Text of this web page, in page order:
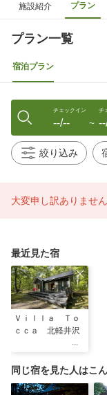
施設紹介 プラン
プラン一覧
宿泊プラン
チェックイン
--/-- 〜
チ
絞り込み
大変申し訳ありませ
最近見た宿
Ｖｉｌｌａ Ｔｏ
ｃｃａ 北軽井沢
同じ宿を見た人はこ